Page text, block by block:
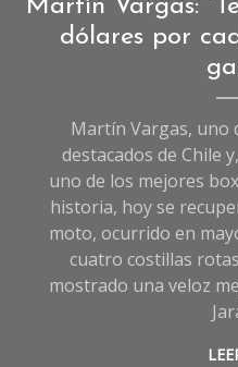
Martín Vargas:
dólares por
Martín Vargas, uno
destacados de Chile
uno de los mejores
historia, hoy se
moto, ocurrido en
cuatro costillas
mostrado una veloz